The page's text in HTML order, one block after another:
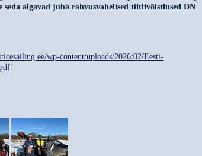
seda algavad juba rahvusvahelised tiitlivõistlused DN
wp-content/uploads/2026/02/Eesti-